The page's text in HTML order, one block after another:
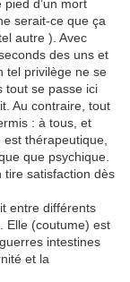
d’un mort
serait-ce que ça
autre ). Avec
des uns et
tel privilège ne se
tout se passe ici
Au contraire, tout
: à tous, et
thérapeutique,
que psychique.
tire satisfaction dès
entre différents
Elle (coutume) est
intestines
et la